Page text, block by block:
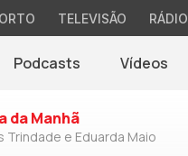
TELEVISÃO RÁDIO
Podcasts Vídeos
da Manhã
Trindade e Eduarda Maio